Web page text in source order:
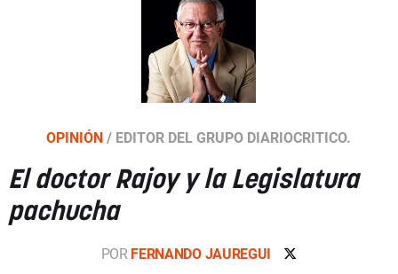
OPINIÓN / EDITOR DEL GRUPO DIARIOCRITICO.
El doctor Rajoy y la Legislatura
pachucha
POR FERNANDO JAUREGUI